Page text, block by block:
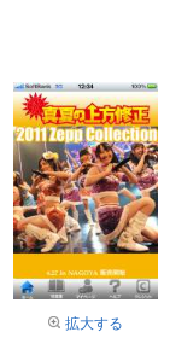
拡大する